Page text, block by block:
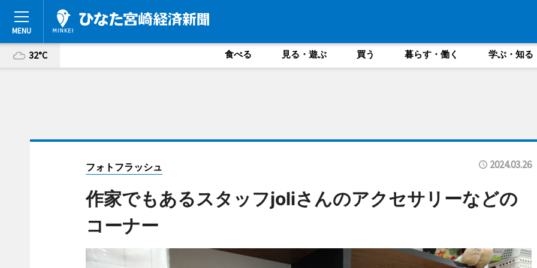
32°C 食べる 見る・遊ぶ 買う 暮らす・働く 学ぶ・知る
フォトフラッシュ 2024.03.26
作家でもあるスタッフjoliさんのアクセサリーなどの
コーナー